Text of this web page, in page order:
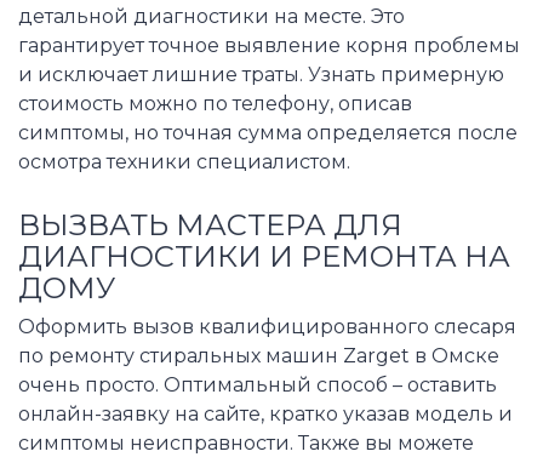
детальной диагностики на месте. Это
гарантирует точное выявление корня проблемы
и исключает лишние траты. Узнать примерную
стоимость можно по телефону, описав
симптомы, но точная сумма определяется после
осмотра техники специалистом.
ВЫЗВАТЬ МАСТЕРА ДЛЯ
ДИАГНОСТИКИ И РЕМОНТА НА
ДОМУ
Оформить вызов квалифицированного слесаря
по ремонту стиральных машин Zarget в Омске
очень просто. Оптимальный способ – оставить
онлайн-заявку на сайте, кратко указав модель и
симптомы неисправности. Также вы можете